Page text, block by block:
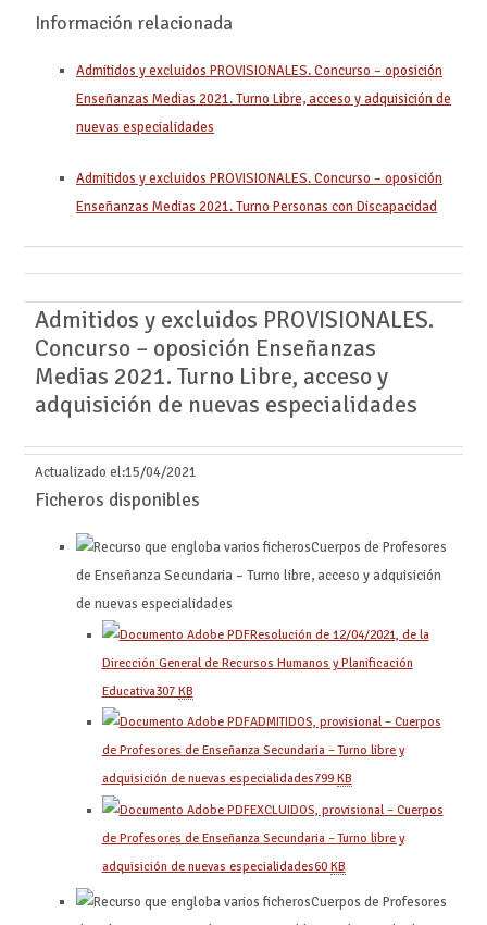
Información relacionada
Admitidos y excluidos PROVISIONALES. Concurso – oposición
Enseñanzas Medias 2021. Turno Libre, acceso y adquisición de
nuevas especialidades
Admitidos y excluidos PROVISIONALES. Concurso – oposición
Enseñanzas Medias 2021. Turno Personas con Discapacidad
Admitidos y excluidos PROVISIONALES.
Concurso – oposición Enseñanzas
Medias 2021. Turno Libre, acceso y
adquisición de nuevas especialidades
Actualizado el:15/04/2021
Ficheros disponibles
Cuerpos de Profesores
de Enseñanza Secundaria – Turno libre, acceso y adquisición
de nuevas especialidades
Resolución de 12/04/2021, de la
Dirección General de Recursos Humanos y Planificación
Educativa307 KB
ADMITIDOS, provisional – Cuerpos
de Profesores de Enseñanza Secundaria – Turno libre y
adquisición de nuevas especialidades799 KB
EXCLUIDOS, provisional – Cuerpos
de Profesores de Enseñanza Secundaria – Turno libre y
adquisición de nuevas especialidades60 KB
Cuerpos de Profesores